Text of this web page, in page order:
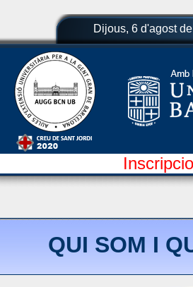
Dijous, 6 d'agost
QUI SOM I